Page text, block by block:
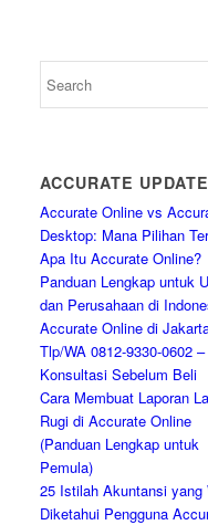
ACCURATE UPDATE
Accurate Online vs
Desktop: Mana Pilihan
Apa Itu Accurate Online?
Panduan Lengkap untuk
dan Perusahaan di
Accurate Online di
Tlp/WA 0812-9330-0602
Konsultasi Sebelum Beli
Cara Membuat Laporan
Rugi di Accurate Online
(Panduan Lengkap untuk
Pemula)
25 Istilah Akuntansi yang
Diketahui Pengguna